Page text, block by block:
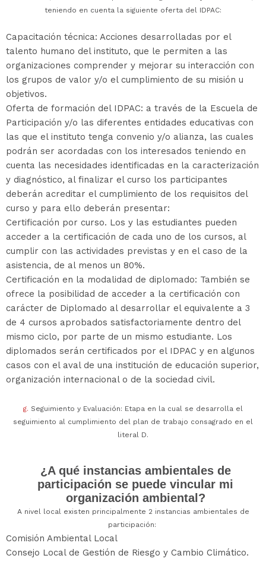
teniendo en cuenta la siguiente oferta del IDPAC:
Capacitación técnica: Acciones desarrolladas por el
talento humano del instituto, que le permiten a las
organizaciones comprender y mejorar su interacción con
los grupos de valor y/o el cumplimiento de su misión u
objetivos.
Oferta de formación del IDPAC: a través de la Escuela de
Participación y/o las diferentes entidades educativas con
las que el instituto tenga convenio y/o alianza, las cuales
podrán ser acordadas con los interesados teniendo en
cuenta las necesidades identificadas en la caracterización
y diagnóstico, al finalizar el curso los participantes
deberán acreditar el cumplimiento de los requisitos del
curso y para ello deberán presentar:
Certificación por curso. Los y las estudiantes pueden
acceder a la certificación de cada uno de los cursos, al
cumplir con las actividades previstas y en el caso de la
asistencia, de al menos un 80%.
Certificación en la modalidad de diplomado: También se
ofrece la posibilidad de acceder a la certificación con
carácter de Diplomado al desarrollar el equivalente a 3
de 4 cursos aprobados satisfactoriamente dentro del
mismo ciclo, por parte de un mismo estudiante. Los
diplomados serán certificados por el IDPAC y en algunos
casos con el aval de una institución de educación superior,
organización internacional o de la sociedad civil.
g. Seguimiento y Evaluación: Etapa en la cual se desarrolla el
seguimiento al cumplimiento del plan de trabajo consagrado en el
literal D.
¿A qué instancias ambientales de
participación se puede vincular mi
organización ambiental?
A nivel local existen principalmente 2 instancias ambientales de
participación:
Comisión Ambiental Local
Consejo Local de Gestión de Riesgo y Cambio Climático.